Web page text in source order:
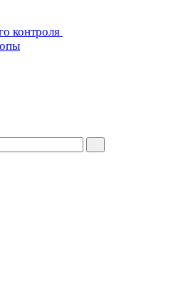
контроля